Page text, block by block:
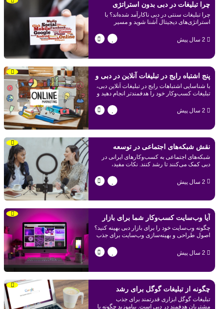
چرا تبلیغات در دبی بدون استراتژی
دیجیتال شکست می‌خورد؟
چرا تبلیغات سنتی در دبی ناکارآمد شده‌اند؟ با
استراتژی‌های دیجیتال آشنا شوید و مسیر
2 سال پیش
پنج اشتباه رایج در تبلیغات آنلاین در دبی و
روش‌های اجتناب از آن‌ها
با شناسایی اشتباهات رایج در تبلیغات آنلاین دبی،
تبلیغات کسب‌وکار خود را هدفمندتر انجام دهید و
جلوگیری کنید.
2 سال پیش
نقش شبکه‌های اجتماعی در توسعه
کسب‌وکارهای ایرانی در دبی
شبکه‌های اجتماعی به کسب‌وکارهای ایرانی در
دبی کمک می‌کنند تا رشد کنند. نکات مفید،
در بلاگ ما بخوانید.
2 سال پیش
آیا وب‌سایت کسب‌وکار شما برای بازار
دبی بهینه‌سازی شده است؟
چگونه وب‌سایت خود را برای بازار دبی بهینه کنید؟
اصول طراحی و بهینه‌سازی وب‌سایت برای جذب
2 سال پیش
چگونه از تبلیغات گوگل برای رشد
کسب‌وکار در دبی استفاده کنیم؟
تبلیغات گوگل ابزاری قدرتمند برای جذب
مشتریان هدفمند در دبی است. بیاموزید چگونه با